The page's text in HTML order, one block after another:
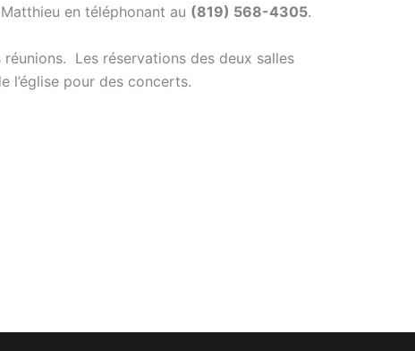
en téléphonant au (819) 568-4305.
Les réservations des deux salles
l’église pour des concerts.